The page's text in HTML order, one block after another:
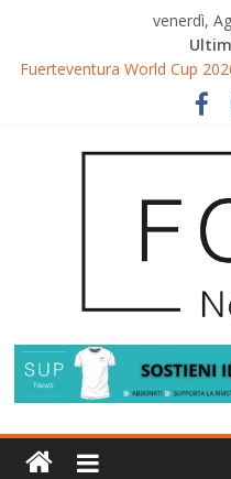
venerdì,
Fuerteventura World Cup
riflettori si accendono sul
Fuerteventura FreeFly-
Gran Canaria GWA Wingfoil
adrenalina a Pozo Izquierdo